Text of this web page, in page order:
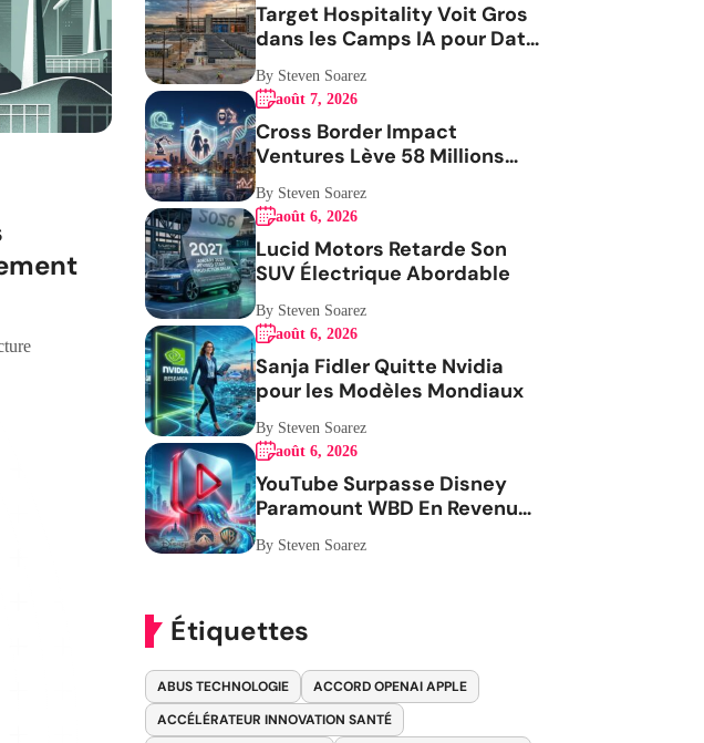
Target Hospitality Voit Gros
dans les Camps IA pour Data
Centers
By Steven Soarez
août 7, 2026
Cross Border Impact
Ventures Lève 58 Millions
USD Pour Santé Femmes
By Steven Soarez
août 6, 2026
Lucid Motors Retarde Son
SUV Électrique Abordable
By Steven Soarez
août 6, 2026
Sanja Fidler Quitte Nvidia
pour les Modèles Mondiaux
By Steven Soarez
août 6, 2026
YouTube Surpasse Disney
Paramount WBD En Revenus
Publicitaires
By Steven Soarez
Étiquettes
ABUS TECHNOLOGIE
ACCORD OPENAI APPLE
ACCÉLÉRATEUR INNOVATION SANTÉ